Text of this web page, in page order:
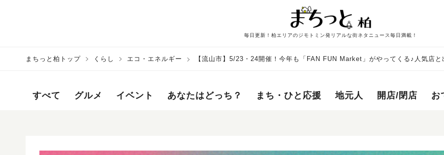
毎日更新！柏エリアのジモトミン発リアルな街ネタニュース毎日満載！
まちっと柏トップ くらし エコ・エネルギー
【流山市】5/23・24開催！今年も「FAN FUN Market」がやってくる♪人気店と
すべて グルメ イベント あなたはどっち？ まち・ひと応援 地元人 開店/閉店 お